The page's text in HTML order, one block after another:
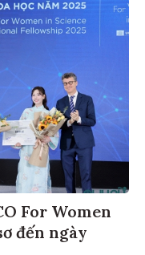
For Women
đến ngày